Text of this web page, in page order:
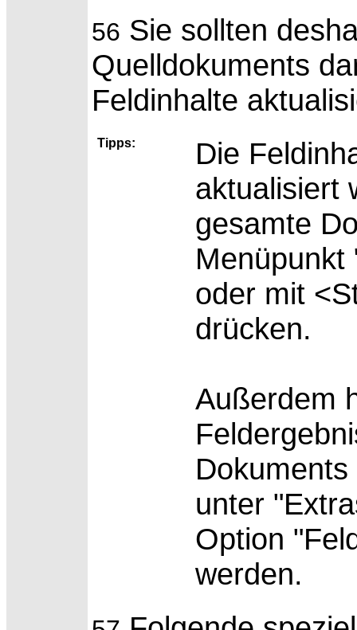
56 Sie sollten
Quelldokuments
Feldinhalte
Tipps:
Die
aktualisiert
gesamte
Menüpunkt
oder mit
drücken.
Außerdem
unter
Option
werden.